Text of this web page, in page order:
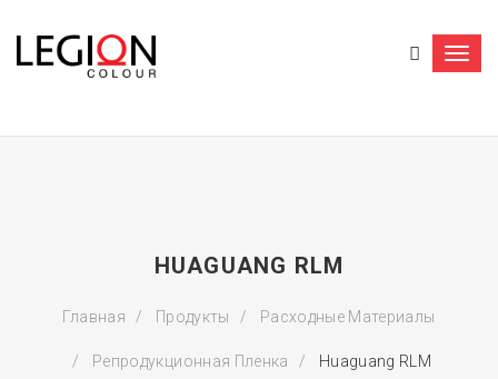
HUAGUANG RLM
Главная Продукты Расходные Материалы
Репродукционная Пленка Huaguang RLM